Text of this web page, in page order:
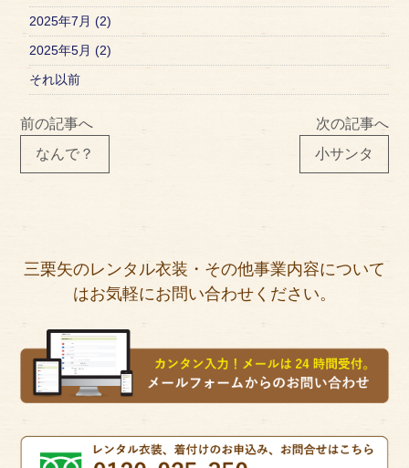
2025年7月 (2)
2025年5月 (2)
それ以前
前の記事へ
なんで？
次の記事へ
小サンタ
三栗矢のレンタル衣装・その他事業内容について
はお気軽にお問い合わせください。